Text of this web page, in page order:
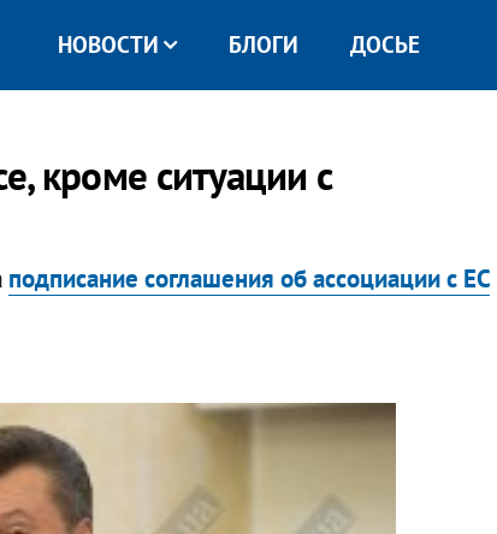
НОВОСТИ БЛОГИ ДОСЬЕ
кроме ситуации с
подписание соглашения об ассоциации с ЕС